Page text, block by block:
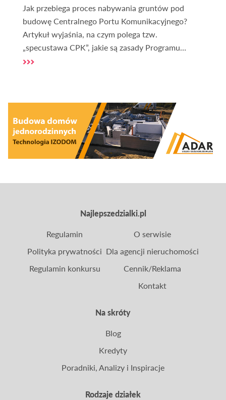
Jak przebiega proces nabywania gruntów pod
budowę Centralnego Portu Komunikacyjnego?
Artykuł wyjaśnia, na czym polega tzw.
„specustawa CPK”, jakie są zasady Programu
Dobrowolnych Nabyć, kiedy stosuje się
największych inwestycji infrastrukturalnych w
Polsce.
Najlepszedzialki.pl
Na skróty
Rodzaje działek
Regulamin
Polityka prywatności
Regulamin konkursu
O serwisie
Dla agencji nieruchomości
Cennik/Reklama
Kontakt
Blog
Kredyty
Poradniki, Analizy i Inspiracje